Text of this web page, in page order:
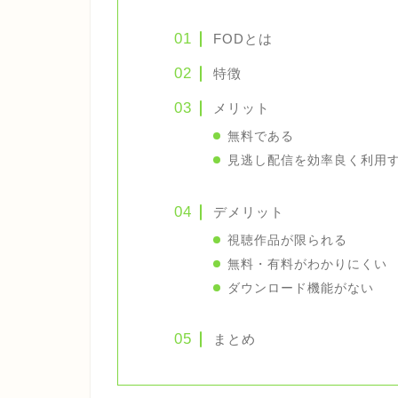
FODとは
特徴
メリット
無料である
見逃し配信を効率良く利用
デメリット
視聴作品が限られる
無料・有料がわかりにくい
ダウンロード機能がない
まとめ